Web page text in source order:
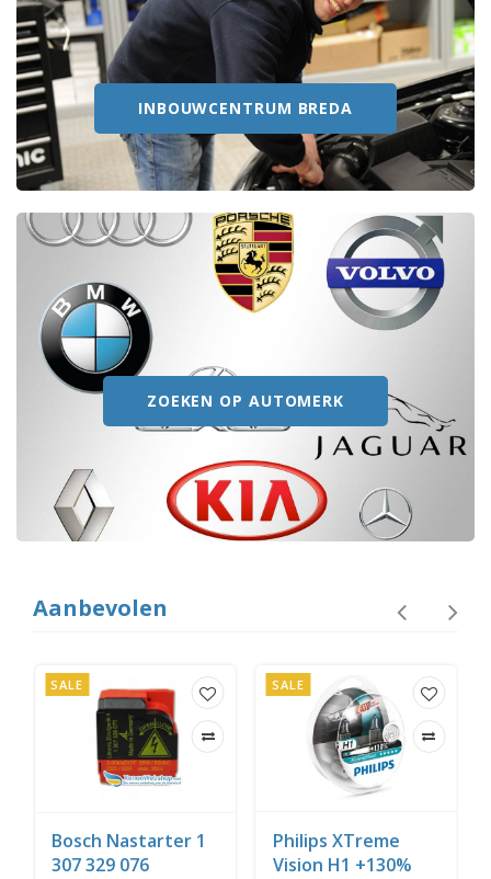
INBOUWCENTRUM BREDA
ZOEKEN OP AUTOMERK
Aanbevolen
SALE
Bosch Nastarter 1
307 329 076
SALE
Philips XTreme
Vision H1 +130%